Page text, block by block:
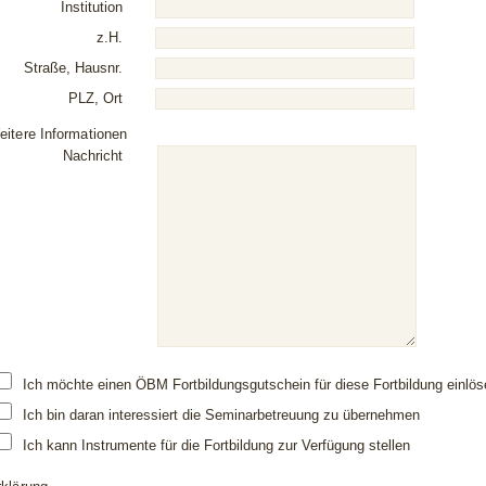
Institution
z.H.
Straße, Hausnr.
PLZ, Ort
Informationen
Nachricht
Ich möchte einen ÖBM Fortbildungsgutschein für diese Fortbildung
Ich bin daran interessiert die Seminarbetreuung zu übernehmen
Ich kann Instrumente für die Fortbildung zur Verfügung stellen